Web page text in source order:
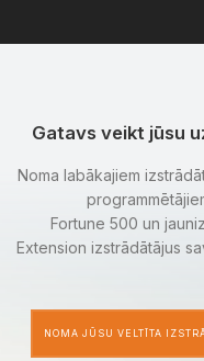
Gatavs veikt jūsu
Noma labākajiem
Fortune 500 un
Extension izstrādātājus
NOMA JŪSU VELTĪTA